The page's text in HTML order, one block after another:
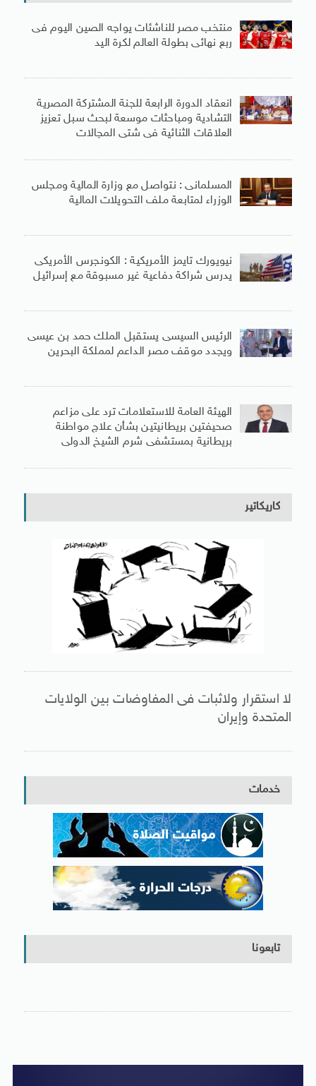
منتخب مصر للناشئات يواجه الصين اليوم فى
ربع نهائى بطولة العالم لكرة اليد
انعقاد الدورة الرابعة للجنة المشتركة المصرية
التشادية ومباحثات موسعة لبحث سبل تعزيز
العلاقات الثنائية فى شتى المجالات
المسلمانى : نتواصل مع وزارة المالية ومجلس
الوزراء لمتابعة ملف التحويلات المالية
نيويورك تايمز الأمريكية : الكونجرس الأمريكى
يدرس شراكة دفاعية غير مسبوقة مع إسرائيل
الرئيس السيسى يستقبل الملك حمد بن عيسى
ويجدد موقف مصر الداعم لمملكة البحرين
الهيئة العامة للاستعلامات ترد على مزاعم
صحيفتين بريطانيتين بشأن علاج مواطنة
بريطانية بمستشفى شرم الشيخ الدولى
كاريكاتير
لا استقرار ولاثبات فى المفاوضات بين الولايات
المتحدة وإيران
خدمات
تابعونا